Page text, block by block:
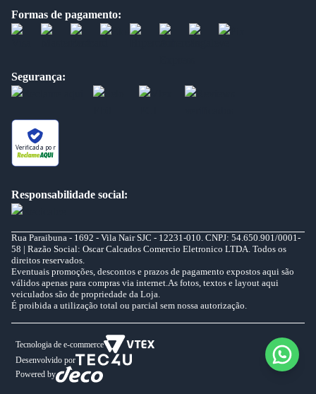
Formas de pagamento:
Segurança:
Verificada por
Responsabilidade social:
Rua Paraibuna - 1692 - Vila Nair SJC - 12231-010. CNPJ: 54.650.901/0001-
58 | Razão Social: Oscar Calcados Comercio Eletronico LTDA. Todos os
direitos reservados.
Eventuais promoções, descontos e prazos de pagamento expostos aqui são
válidos apenas para compras via internet.As fotos, textos e layout aqui
veiculados são de propriedade da Loja.
É proibida a utilização total ou parcial sem nossa autorização.
Tecnologia de e-commerce
Desenvolvido por
Powered by